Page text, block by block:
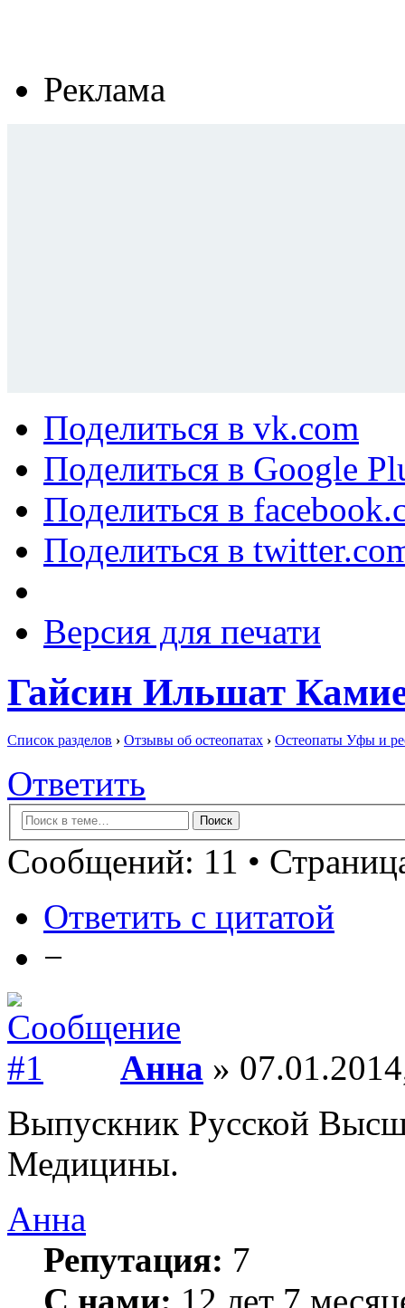
Реклама
Поделиться в vk.com
Поделиться в Google
Поделиться в
Поделиться в
Версия для печати
Гайсин Ильшат
Список разделов › Отзывы об остеопатах › Остеопаты Уфы и
Ответить
Сообщений: 11 •
Ответить с цитатой
−
Анна »
Выпускник Русской
Медицины.
Анна
Репутация: 7
С нами: 12 лет 7